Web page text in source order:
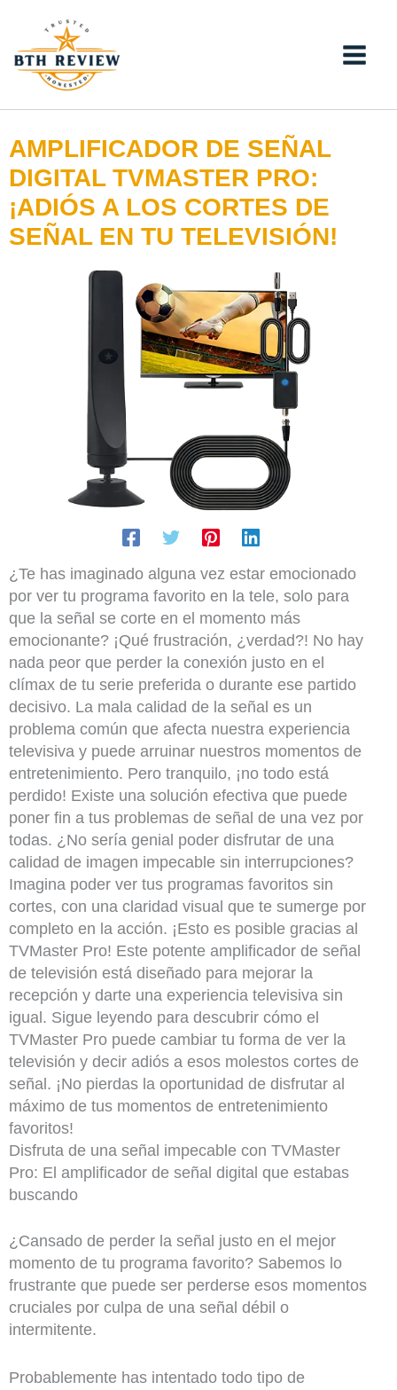
contenido
AMPLIFICADOR DE SEÑAL
DIGITAL TVMASTER PRO:
¡ADIÓS A LOS CORTES DE
SEÑAL EN TU TELEVISIÓN!
¿Te has imaginado alguna vez estar emocionado
por ver tu programa favorito en la tele, solo para
que la señal se corte en el momento más
emocionante? ¡Qué frustración, ¿verdad?! No hay
nada peor que perder la conexión justo en el
clímax de tu serie preferida o durante ese partido
decisivo. La mala calidad de la señal es un
problema común que afecta nuestra experiencia
televisiva y puede arruinar nuestros momentos de
entretenimiento. Pero tranquilo, ¡no todo está
perdido! Existe una solución efectiva que puede
poner fin a tus problemas de señal de una vez por
todas. ¿No sería genial poder disfrutar de una
calidad de imagen impecable sin interrupciones?
Imagina poder ver tus programas favoritos sin
cortes, con una claridad visual que te sumerge por
completo en la acción. ¡Esto es posible gracias al
TVMaster Pro! Este potente amplificador de señal
de televisión está diseñado para mejorar la
recepción y darte una experiencia televisiva sin
igual. Sigue leyendo para descubrir cómo el
TVMaster Pro puede cambiar tu forma de ver la
televisión y decir adiós a esos molestos cortes de
señal. ¡No pierdas la oportunidad de disfrutar al
máximo de tus momentos de entretenimiento
favoritos!
Disfruta de una señal impecable con TVMaster
Pro: El amplificador de señal digital que estabas
buscando
¿Cansado de perder la señal justo en el mejor
momento de tu programa favorito? Sabemos lo
frustrante que puede ser perderse esos momentos
cruciales por culpa de una señal débil o
intermitente.
Probablemente has intentado todo tipo de